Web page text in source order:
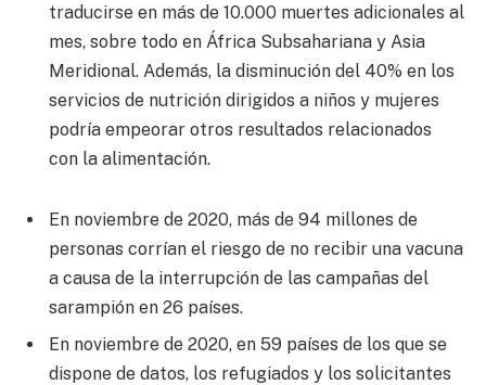
traducirse en más de 10.000 muertes adicionales al
mes, sobre todo en África Subsahariana y Asia
Meridional. Además, la disminución del 40% en los
servicios de nutrición dirigidos a niños y mujeres
podría empeorar otros resultados relacionados
con la alimentación.
En noviembre de 2020, más de 94 millones de
personas corrían el riesgo de no recibir una vacuna
a causa de la interrupción de las campañas del
sarampión en 26 países.
En noviembre de 2020, en 59 países de los que se
dispone de datos, los refugiados y los solicitantes